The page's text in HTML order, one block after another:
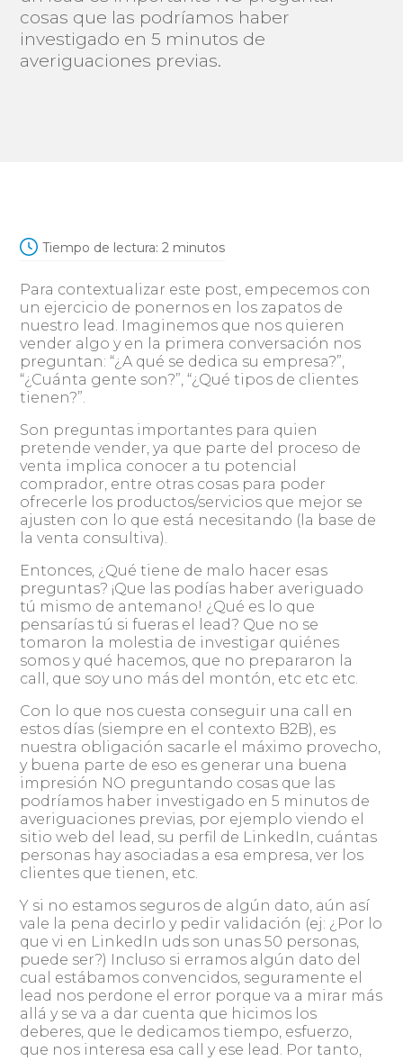
cosas que las podríamos haber
investigado en 5 minutos de
averiguaciones previas.
Tiempo de lectura: 2 minutos
Para contextualizar este post, empecemos con
un ejercicio de ponernos en los zapatos de
nuestro lead. Imaginemos que nos quieren
vender algo y en la primera conversación nos
preguntan: “¿A qué se dedica su empresa?”,
“¿Cuánta gente son?”, “¿Qué tipos de clientes
tienen?”.
Son preguntas importantes para quien
pretende vender, ya que parte del proceso de
venta implica conocer a tu potencial
comprador, entre otras cosas para poder
ofrecerle los productos/servicios que mejor se
ajusten con lo que está necesitando (la base de
la venta consultiva).
Entonces, ¿Qué tiene de malo hacer esas
preguntas? ¡Que las podías haber averiguado
tú mismo de antemano! ¿Qué es lo que
pensarías tú si fueras el lead? Que no se
tomaron la molestia de investigar quiénes
somos y qué hacemos, que no prepararon la
call, que soy uno más del montón, etc etc etc.
Con lo que nos cuesta conseguir una call en
estos días (siempre en el contexto B2B), es
nuestra obligación sacarle el máximo provecho,
y buena parte de eso es generar una buena
impresión NO preguntando cosas que las
podríamos haber investigado en 5 minutos de
averiguaciones previas, por ejemplo viendo el
sitio web del lead, su perfil de LinkedIn, cuántas
personas hay asociadas a esa empresa, ver los
clientes que tienen, etc.
Y si no estamos seguros de algún dato, aún así
vale la pena decirlo y pedir validación (ej: ¿Por lo
que vi en LinkedIn uds son unas 50 personas,
puede ser?) Incluso si erramos algún dato del
cual estábamos convencidos, seguramente el
lead nos perdone el error porque va a mirar más
allá y se va a dar cuenta que hicimos los
deberes, que le dedicamos tiempo, esfuerzo,
que nos interesa esa call y ese lead. Por tanto,